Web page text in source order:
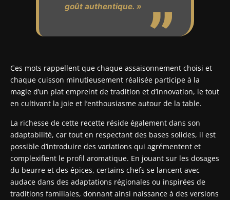
goût authentique. »
Ces mots rappellent que chaque assaisonnement choisi et
chaque cuisson minutieusement réalisée participe à la
magie d’un plat empreint de tradition et d’innovation, le tout
en cultivant la joie et l’enthousiasme autour de la table.
La richesse de cette recette réside également dans son
adaptabilité, car tout en respectant des bases solides, il est
possible d’introduire des variations qui agrémentent et
complexifient le profil aromatique. En jouant sur les dosages
du beurre et des épices, certains chefs se lancent avec
audace dans des adaptations régionales ou inspirées de
traditions familiales, donnant ainsi naissance à des versions